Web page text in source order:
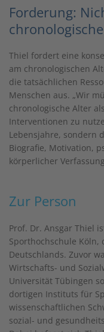
Forderung:
Thiel fordert eine
am chronologischen
die tatsächlichen
Menschen aus. „Wir
chronologische Alter
Interventionen zu
Lebensjahre, sondern
Biografie, Motivation,
körperlicher
Zur Person
Prof. Dr. Ansgar Thiel
Sporthochschule
Deutschlands. Zuvor
Wirtschafts- und
Universität Tübingen
dortigen Instituts für
wissenschaftlichen
sozial- und